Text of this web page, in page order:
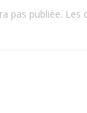
pas publiée. Les